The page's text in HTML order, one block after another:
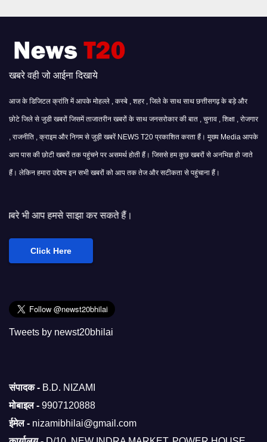
खबरे वही जो आईना दिखाये
आज के डिजिटल क्रांति में आपके मोहल्ले , कस्बे , शहर , जिले के साथ साथ छत्तीसगढ़ के बड़े और
छोटे जिले से जुडी खबरों जिसमें ताजातरीन खबरों के साथ जनसरोकार की बात , चुनाव , शिक्षा , रोजगार
, राजनीति , क्राइम और निगम से जुड़ी खबरें NEWS T20 प्रकाशित करता हैं। मुख्य Media आपके
आप पास की छोटी खबरों तक पहुंचने पर असमर्थ होती हैं। जिससे हम कुछ खबरों से अनभिज्ञ हो जाते
हैं। लेकिन हमारा उद्देश्य इन सभी खबरों को आप तक तेज और सटीकता से पहुंचाना हैं।
कर सकते हैं।
Click Here
Tweets by newst20bhilai
संपादक - B.D. NIZAMI
मोबाइल - 9907120888
ईमेल - nizamibhilai@gmail.com